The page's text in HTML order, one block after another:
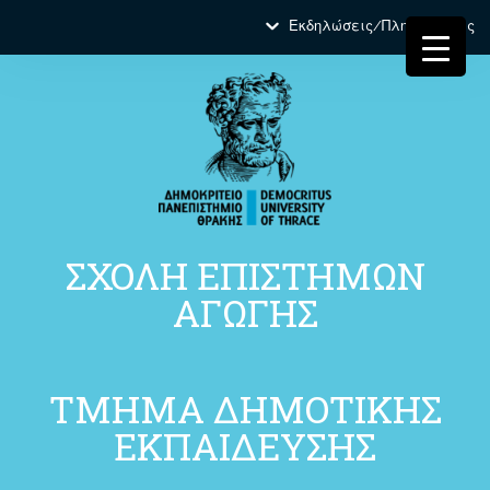
Εκδηλώσεις/Πληροφορίες
ΣΧΟΛΗ ΕΠΙΣΤΗΜΩΝ
ΑΓΩΓΗΣ
ΤΜΗΜΑ ΔΗΜΟΤΙΚΗΣ
ΕΚΠΑΙΔΕΥΣΗΣ